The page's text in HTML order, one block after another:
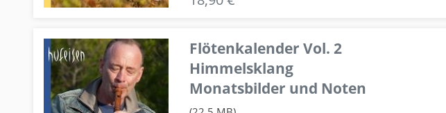
Flötenkalender Vol. 2
Himmelsklang
Monatsbilder und Noten